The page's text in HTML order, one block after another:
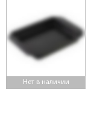
Нет в наличии